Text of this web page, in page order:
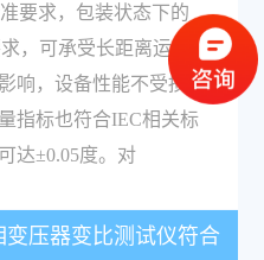
要求，包装状态下的
，可承受长距离运
响，设备性能不受损
指标也符合IEC相关标
达±0.05度。对
变压器变比测试仪符合